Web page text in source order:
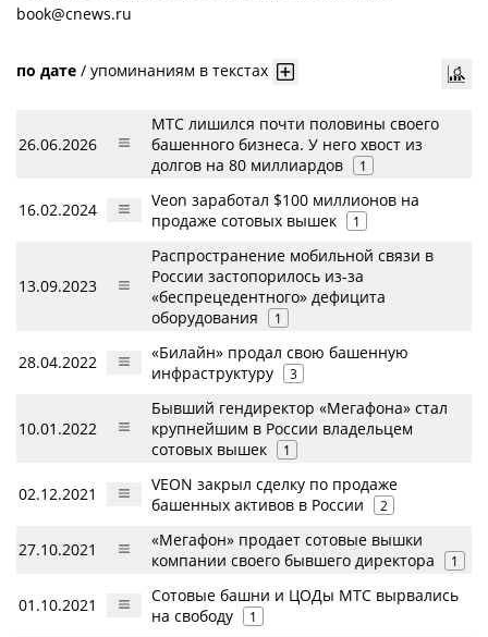
book@cnews.ru
по дате / упоминаниям в текстах
26.06.2026
МТС лишился почти половины своего
башенного бизнеса. У него хвост из
долгов на 80 миллиардов
1
16.02.2024
Veon заработал $100 миллионов на
продаже сотовых вышек
1
13.09.2023
Распространение мобильной связи в
России застопорилось из-за
«беспрецедентного» дефицита
оборудования
1
28.04.2022
«Билайн» продал свою башенную
инфраструктуру
3
10.01.2022
Бывший гендиректор «Мегафона» стал
крупнейшим в России владельцем
сотовых вышек
1
02.12.2021
VEON закрыл сделку по продаже
башенных активов в России
2
27.10.2021
«Мегафон» продает сотовые вышки
компании своего бывшего директора
1
01.10.2021
Сотовые башни и ЦОДы МТС вырвались
на свободу
1